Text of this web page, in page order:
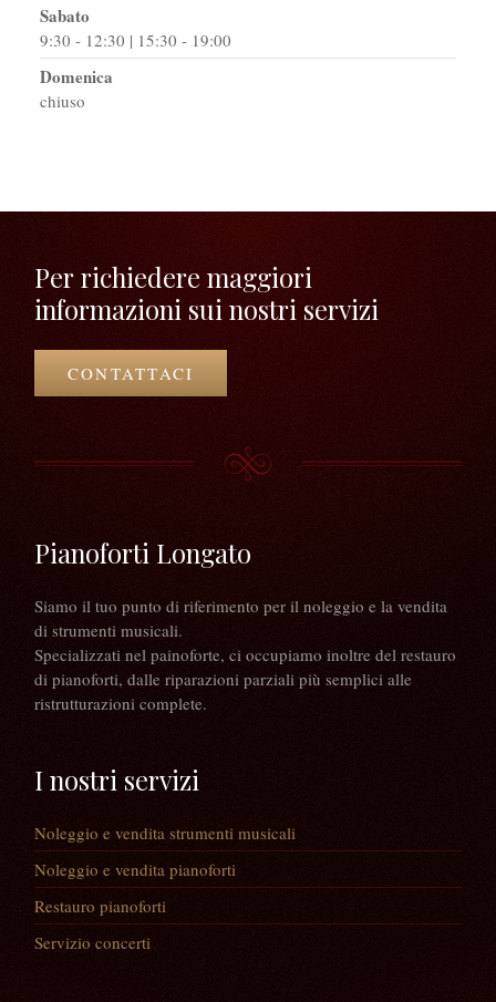
Sabato
9:30 - 12:30 | 15:30 - 19:00
Domenica
chiuso
Per richiedere maggiori
informazioni sui nostri servizi
CONTATTACI
Pianoforti Longato
Siamo il tuo punto di riferimento per il noleggio e la vendita
di strumenti musicali.
Specializzati nel painoforte, ci occupiamo inoltre del restauro
di pianoforti, dalle riparazioni parziali più semplici alle
ristrutturazioni complete.
I nostri servizi
Noleggio e vendita strumenti musicali
Noleggio e vendita pianoforti
Restauro pianoforti
Servizio concerti